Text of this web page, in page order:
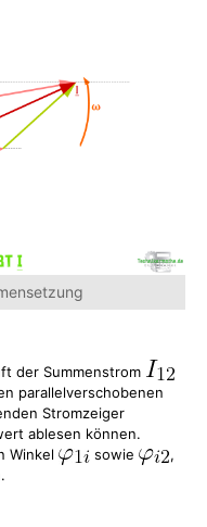
der Summenstrom
parallelverschobenen
Stromzeiger
ablesen können.
Winkel
sowie
,